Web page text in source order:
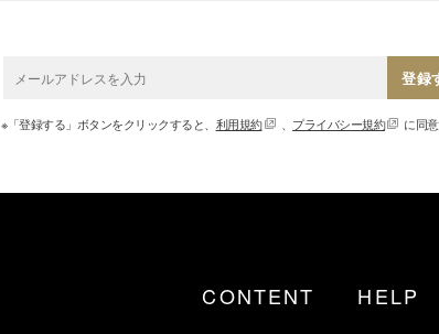
登録
※「登録する」ボタンをクリックすると、 利用規約 プライバシー規約 に同
CONTENT HELP